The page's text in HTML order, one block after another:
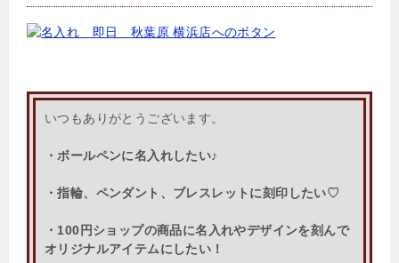
いつもありがとうございます。
・ボールペンに名入れしたい♪
・指輪、ペンダント、ブレスレットに刻印したい♡
・100円ショップの商品に名入れやデザインを刻んで
オリジナルアイテムにしたい！